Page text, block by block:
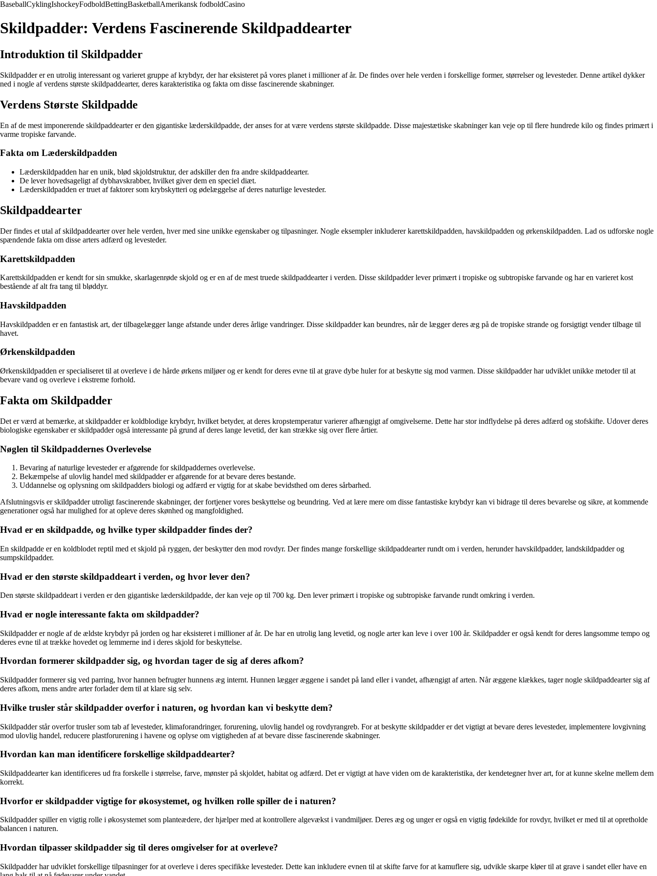
BaseballCyklingIshockeyFodboldBettingBasketballAmerikansk fodboldCasino
Skildpadder: Verdens Fascinerende Skildpaddearter
Introduktion til Skildpadder
Skildpadder er en utrolig interessant og varieret gruppe af krybdyr, der har eksisteret på vores planet i millioner af år. De findes over hele verden i forskellige former, størrelser og levesteder. Denne artikel dykker
ned i nogle af verdens største skildpaddearter, deres karakteristika og fakta om disse fascinerende skabninger.
Verdens Største Skildpadde
En af de mest imponerende skildpaddearter er den gigantiske læderskildpadde, der anses for at være verdens største skildpadde. Disse majestætiske skabninger kan veje op til flere hundrede kilo og findes primært i
varme tropiske farvande.
Fakta om Læderskildpadden
Læderskildpadden har en unik, blød skjoldstruktur, der adskiller den fra andre skildpaddearter.
De lever hovedsageligt af dybhavskrabber, hvilket giver dem en speciel diæt.
Læderskildpadden er truet af faktorer som krybskytteri og ødelæggelse af deres naturlige levesteder.
Skildpaddearter
Der findes et utal af skildpaddearter over hele verden, hver med sine unikke egenskaber og tilpasninger. Nogle eksempler inkluderer karettskildpadden, havskildpadden og ørkenskildpadden. Lad os udforske nogle
spændende fakta om disse arters adfærd og levesteder.
Karettskildpadden
Karettskildpadden er kendt for sin smukke, skarlagenrøde skjold og er en af de mest truede skildpaddearter i verden. Disse skildpadder lever primært i tropiske og subtropiske farvande og har en varieret kost
bestående af alt fra tang til bløddyr.
Havskildpadden
Havskildpadden er en fantastisk art, der tilbagelægger lange afstande under deres årlige vandringer. Disse skildpadder kan beundres, når de lægger deres æg på de tropiske strande og forsigtigt vender tilbage til
havet.
Ørkenskildpadden
Ørkenskildpadden er specialiseret til at overleve i de hårde ørkens miljøer og er kendt for deres evne til at grave dybe huler for at beskytte sig mod varmen. Disse skildpadder har udviklet unikke metoder til at
bevare vand og overleve i ekstreme forhold.
Fakta om Skildpadder
Det er værd at bemærke, at skildpadder er koldblodige krybdyr, hvilket betyder, at deres kropstemperatur varierer afhængigt af omgivelserne. Dette har stor indflydelse på deres adfærd og stofskifte. Udover deres
biologiske egenskaber er skildpadder også interessante på grund af deres lange levetid, der kan strække sig over flere årtier.
Nøglen til Skildpaddernes Overlevelse
Bevaring af naturlige levesteder er afgørende for skildpaddernes overlevelse.
Bekæmpelse af ulovlig handel med skildpadder er afgørende for at bevare deres bestande.
Uddannelse og oplysning om skildpadders biologi og adfærd er vigtig for at skabe bevidsthed om deres sårbarhed.
Afslutningsvis er skildpadder utroligt fascinerende skabninger, der fortjener vores beskyttelse og beundring. Ved at lære mere om disse fantastiske krybdyr kan vi bidrage til deres bevarelse og sikre, at kommende
generationer også har mulighed for at opleve deres skønhed og mangfoldighed.
Hvad er en skildpadde, og hvilke typer skildpadder findes der?
En skildpadde er en koldblodet reptil med et skjold på ryggen, der beskytter den mod rovdyr. Der findes mange forskellige skildpaddearter rundt om i verden, herunder havskildpadder, landskildpadder og
sumpskildpadder.
Hvad er den største skildpaddeart i verden, og hvor lever den?
Den største skildpaddeart i verden er den gigantiske læderskildpadde, der kan veje op til 700 kg. Den lever primært i tropiske og subtropiske farvande rundt omkring i verden.
Hvad er nogle interessante fakta om skildpadder?
Skildpadder er nogle af de ældste krybdyr på jorden og har eksisteret i millioner af år. De har en utrolig lang levetid, og nogle arter kan leve i over 100 år. Skildpadder er også kendt for deres langsomme tempo og
deres evne til at trække hovedet og lemmerne ind i deres skjold for beskyttelse.
Hvordan formerer skildpadder sig, og hvordan tager de sig af deres afkom?
Skildpadder formerer sig ved parring, hvor hannen befrugter hunnens æg internt. Hunnen lægger æggene i sandet på land eller i vandet, afhængigt af arten. Når æggene klækkes, tager nogle skildpaddearter sig af
deres afkom, mens andre arter forlader dem til at klare sig selv.
Hvilke trusler står skildpadder overfor i naturen, og hvordan kan vi beskytte dem?
Skildpadder står overfor trusler som tab af levesteder, klimaforandringer, forurening, ulovlig handel og rovdyrangreb. For at beskytte skildpadder er det vigtigt at bevare deres levesteder, implementere lovgivning
mod ulovlig handel, reducere plastforurening i havene og oplyse om vigtigheden af at bevare disse fascinerende skabninger.
Hvordan kan man identificere forskellige skildpaddearter?
Skildpaddearter kan identificeres ud fra forskelle i størrelse, farve, mønster på skjoldet, habitat og adfærd. Det er vigtigt at have viden om de karakteristika, der kendetegner hver art, for at kunne skelne mellem dem
korrekt.
Hvorfor er skildpadder vigtige for økosystemet, og hvilken rolle spiller de i naturen?
Skildpadder spiller en vigtig rolle i økosystemet som planteædere, der hjælper med at kontrollere algevækst i vandmiljøer. Deres æg og unger er også en vigtig fødekilde for rovdyr, hvilket er med til at opretholde
balancen i naturen.
Hvordan tilpasser skildpadder sig til deres omgivelser for at overleve?
Skildpadder har udviklet forskellige tilpasninger for at overleve i deres specifikke levesteder. Dette kan inkludere evnen til at skifte farve for at kamuflere sig, udvikle skarpe kløer til at grave i sandet eller have en